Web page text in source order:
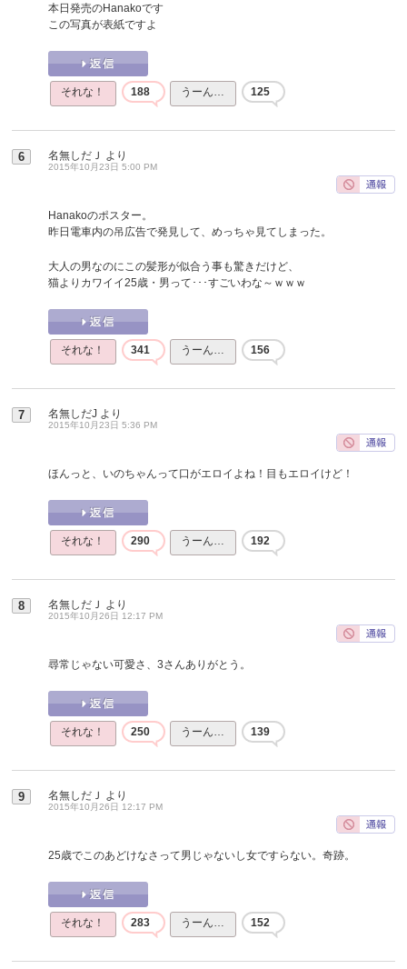
本日発売のHanakoです
この写真が表紙ですよ
それな！ 188 うーん… 125
6 名無しだＪ より
2015年10月23日 5:00 PM
Hanakoのポスター。
昨日電車内の吊広告で発見して、めっちゃ見てしまった。
大人の男なのにこの髪形が似合う事も驚きだけど、
猫よりカワイイ25歳・男って･･･すごいわな～ｗｗｗ
それな！ 341 うーん… 156
7 名無しだJ より
2015年10月23日 5:36 PM
ほんっと、いのちゃんって口がエロイよね！目もエロイけど！
それな！ 290 うーん… 192
8 名無しだＪ より
2015年10月26日 12:17 PM
尋常じゃない可愛さ、3さんありがとう。
それな！ 250 うーん… 139
9 名無しだＪ より
2015年10月26日 12:17 PM
25歳でこのあどけなさって男じゃないし女ですらない。奇跡。
それな！ 283 うーん… 152